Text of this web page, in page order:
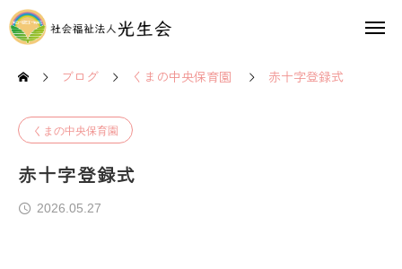
ブログ くまの中央保育園 赤十字登録式
くまの中央保育園
赤十字登録式
2026.05.27